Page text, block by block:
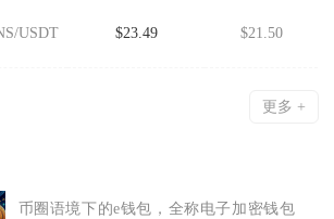
USDT $23.49 $21.50
更多 +
币圈语境下的e钱包，全称电子加密钱包